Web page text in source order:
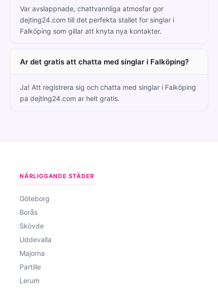
Var avslappnade, chattvannliga atmosfar gor
dejting24.com till det perfekta stallet for singlar i
Falköping som gillar att knyta nya kontakter.
Ar det gratis att chatta med singlar i Falköping?
Ja! Att registrera sig och chatta med singlar i Falköping
pa dejting24.com ar helt gratis.
NÄRLIGGANDE STÄDER
Göteborg
Borås
Skövde
Uddevalla
Majorna
Partille
Lerum